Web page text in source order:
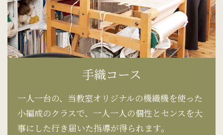
手織コース
一人一台の、当教室オリジナルの機織機を使った
小編成のクラスで、一人一人の個性とセンスを大
事にした行き届いた指導が得られます。